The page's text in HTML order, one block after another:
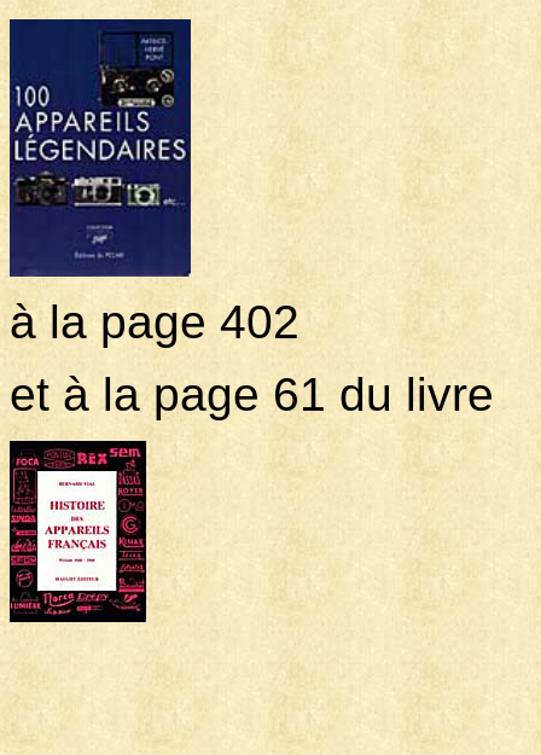
à la page 402
et à la page 61 du livre